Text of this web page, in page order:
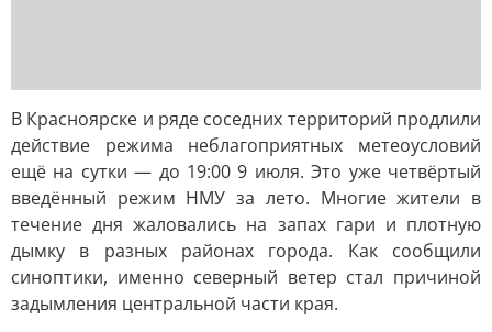
В Красноярске и ряде соседних территорий продлили
действие режима неблагоприятных метеоусловий
ещё на сутки — до 19:00 9 июля. Это уже четвёртый
введённый режим НМУ за лето. Многие жители в
течение дня жаловались на запах гари и плотную
дымку в разных районах города. Как сообщили
синоптики, именно северный ветер стал причиной
задымления центральной части края.